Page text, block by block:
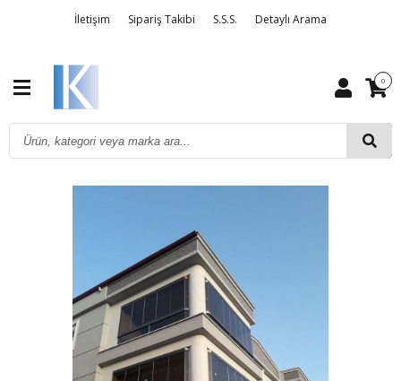
İletişim Sipariş Takibi S.S.S. Detaylı Arama
0